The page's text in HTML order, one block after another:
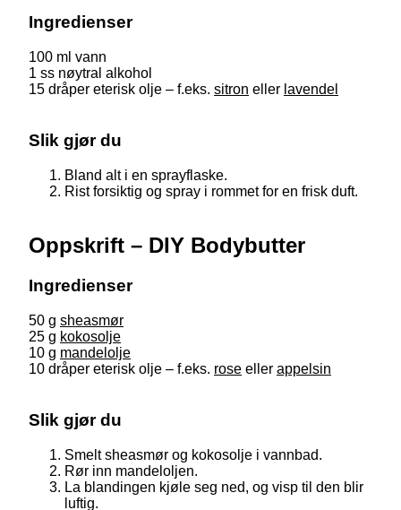
Ingredienser
100 ml vann
1 ss nøytral alkohol
15 dråper eterisk olje – f.eks. sitron eller lavendel
Slik gjør du
Bland alt i en sprayflaske.
Rist forsiktig og spray i rommet for en frisk duft.
Oppskrift – DIY Bodybutter
Ingredienser
50 g sheasmør
25 g kokosolje
10 g mandelolje
10 dråper eterisk olje – f.eks. rose eller appelsin
Slik gjør du
Smelt sheasmør og kokosolje i vannbad.
Rør inn mandeloljen.
La blandingen kjøle seg ned, og visp til den blir
luftig.